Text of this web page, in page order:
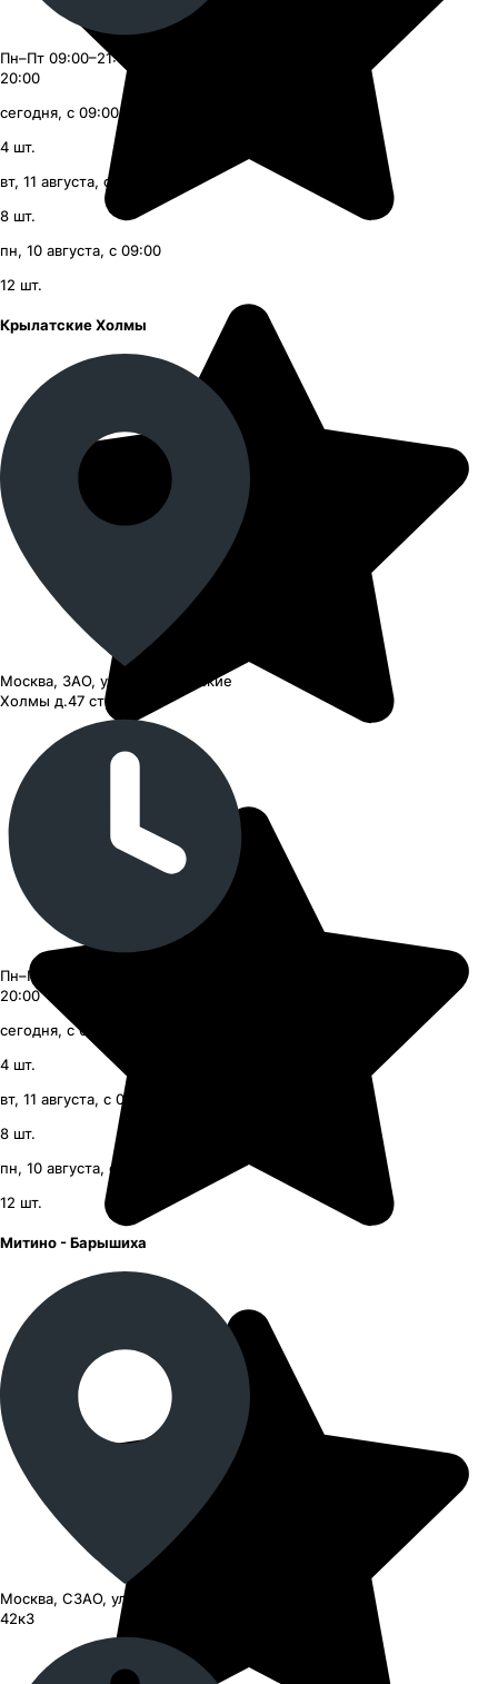
Пн–Пт 09:00–21:00, Сб–Вс 09:00–
20:00
сегодня, с 09:00
4 шт.
вт, 11 августа, с 09:00
8 шт.
пн, 10 августа, с 09:00
12 шт.
Крылатские Холмы
Москва, ЗАО, улица Крылатские
Холмы д.47 стр. 9
Пн–Пт 09:00–21:00, Сб–Вс 09:00–
20:00
сегодня, с 09:00
4 шт.
вт, 11 августа, с 09:00
8 шт.
пн, 10 августа, с 09:00
12 шт.
Митино - Барышиха
Москва, СЗАО, улица Барышиха,
42к3